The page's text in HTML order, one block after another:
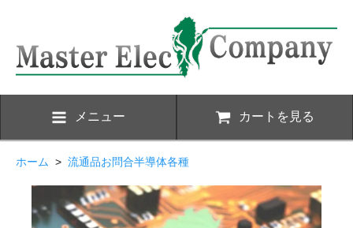
メニュー カートを見る
ホーム > 流通品お問合半導体各種